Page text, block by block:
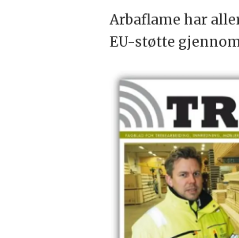
Arbaflame har
EU-støtte